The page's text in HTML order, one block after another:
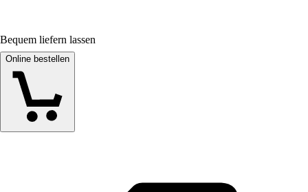
Bequem liefern lassen
Online bestellen